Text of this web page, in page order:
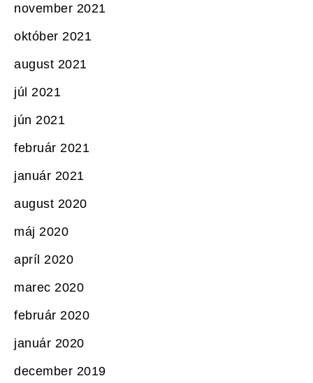
november 2021
október 2021
august 2021
júl 2021
jún 2021
február 2021
január 2021
august 2020
máj 2020
apríl 2020
marec 2020
február 2020
január 2020
december 2019